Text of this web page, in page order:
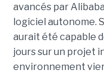
avancés par
logiciel autonome.
aurait été capable
jours sur un projet
environnement